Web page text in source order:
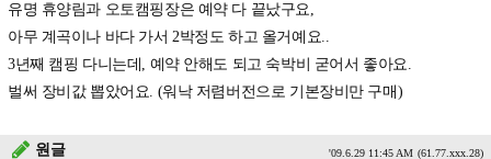
유명 휴양림과 오토캠핑장은 예약 다 끝났구요,
아무 계곡이나 바다 가서 2박정도 하고 올거예요..
3년째 캠핑 다니는데, 예약 안해도 되고 숙박비 굳어서 좋아요.
벌써 장비값 뽑았어요. (워낙 저렴버전으로 기본장비만 구매)
원글 '09.6.29 11:45 AM (61.77.xxx.28)